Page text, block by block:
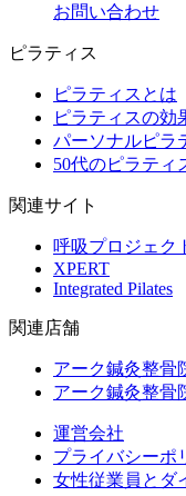
お問い合わせ
ピラティス
ピラティスとは
ピラティスの効
パーソナルピラ
50代のピラティ
関連サイト
呼吸プロジェク
XPERT
Integrated Pilates
関連店舗
アーク鍼灸整骨
アーク鍼灸整骨
運営会社
プライバシーポ
女性従業員とダ